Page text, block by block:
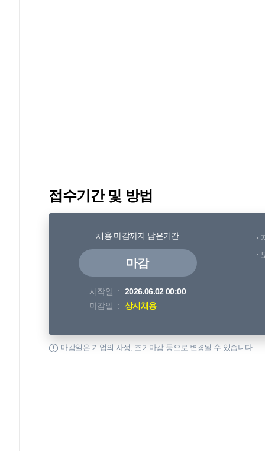
접수기간 및 방법
채용 마감까지 남은기간
마감
시작일
2026.06.02 00:00
마감일
상시채용
마감일은 기업의 사정, 조기마감 등으로 변경될 수 있습니다.